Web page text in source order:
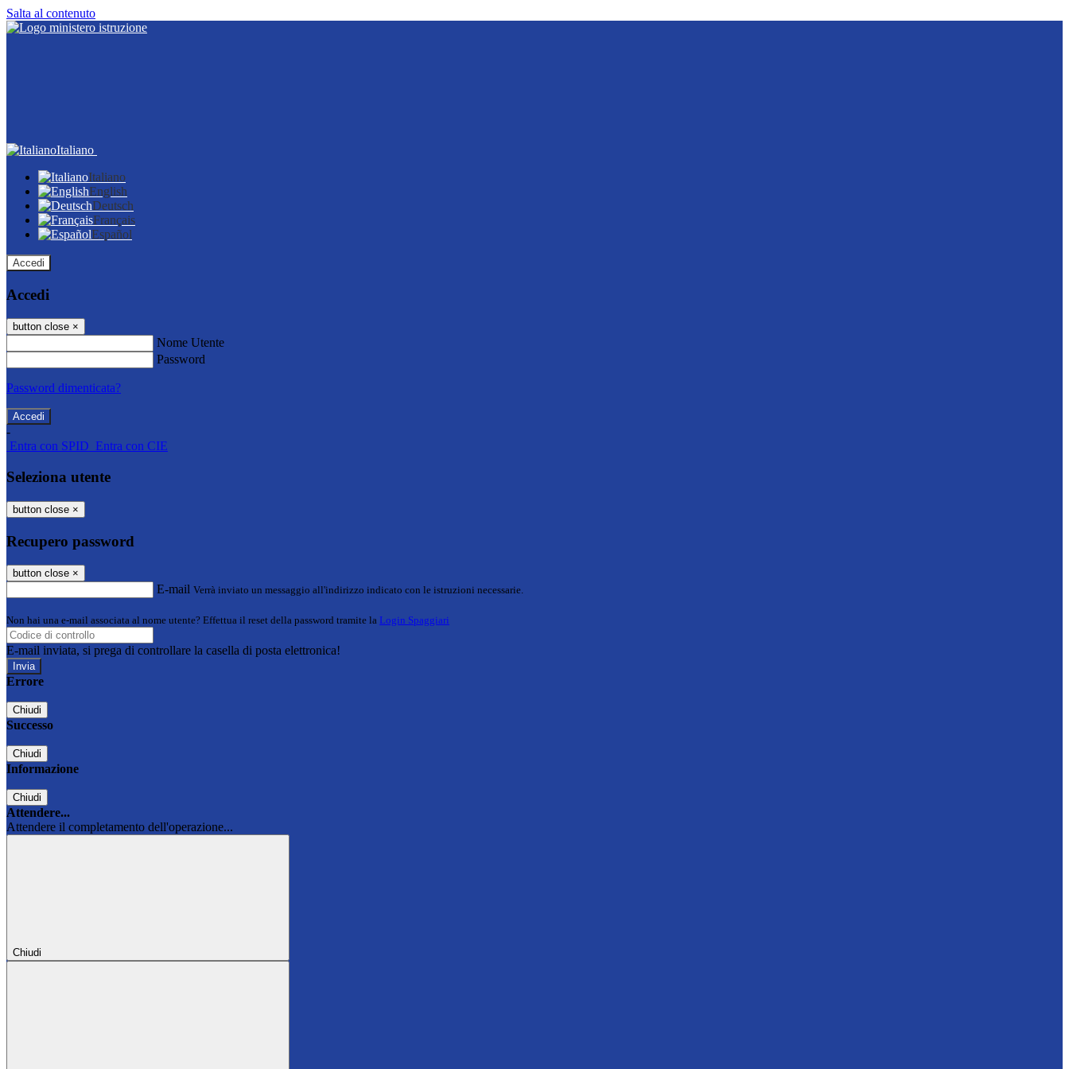
Salta al contenuto
Italiano
Italiano
English
Deutsch
Français
Español
Accedi
Accedi
button close ×
Nome Utente
Password
Password dimenticata?
-
Entra con SPID Entra con CIE
Seleziona utente
button close ×
Recupero password
button close ×
E-mail Verrà inviato un messaggio all'indirizzo indicato con le istruzioni necessarie.
Non hai una e-mail associata al nome utente? Effettua il reset della password tramite la Login Spaggiari
E-mail inviata, si prega di controllare la casella di posta elettronica!
Errore
Chiudi
Successo
Chiudi
Informazione
Chiudi
Attendere...
Attendere il completamento dell'operazione...
Chiudi